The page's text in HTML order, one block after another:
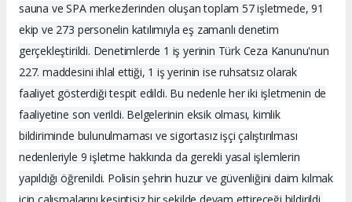
sauna ve SPA merkezlerinden oluşan toplam 57 işletmede, 91
ekip ve 273 personelin katılımıyla eş zamanlı denetim
gerçekleştirildi. Denetimlerde 1 iş yerinin Türk Ceza Kanunu'nun
227. maddesini ihlal ettiği, 1 iş yerinin ise ruhsatsız olarak
faaliyet gösterdiği tespit edildi. Bu nedenle her iki işletmenin de
faaliyetine son verildi. Belgelerinin eksik olması, kimlik
bildiriminde bulunulmaması ve sigortasız işçi çalıştırılması
nedenleriyle 9 işletme hakkında da gerekli yasal işlemlerin
yapıldığı öğrenildi. Polisin şehrin huzur ve güvenliğini daim kılmak